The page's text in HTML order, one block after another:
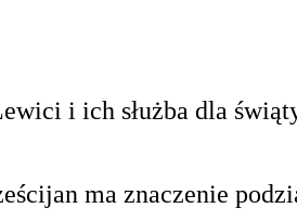
i ich służba dla
ma znaczenie